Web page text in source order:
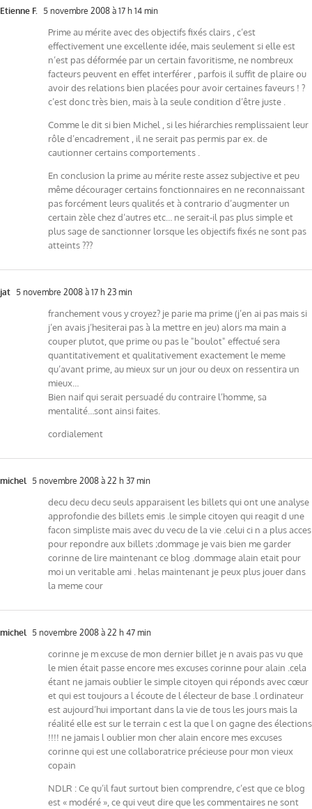
Etienne F. 5 novembre 2008 à 17 h 14 min
Prime au mérite avec des objectifs fixés clairs , c’est
effectivement une excellente idée, mais seulement si elle est
n’est pas déformée par un certain favoritisme, ne nombreux
facteurs peuvent en effet interférer , parfois il suffit de plaire ou
avoir des relations bien placées pour avoir certaines faveurs ! ?
c’est donc très bien, mais à la seule condition d’être juste .
Comme le dit si bien Michel , si les hiérarchies remplissaient leur
rôle d’encadrement , il ne serait pas permis par ex. de
cautionner certains comportements .
En conclusion la prime au mérite reste assez subjective et peu
même décourager certains fonctionnaires en ne reconnaissant
pas forcément leurs qualités et à contrario d’augmenter un
certain zèle chez d’autres etc… ne serait-il pas plus simple et
plus sage de sanctionner lorsque les objectifs fixés ne sont pas
atteints ???
jat 5 novembre 2008 à 17 h 23 min
franchement vous y croyez? je parie ma prime (j’en ai pas mais si
j’en avais j’hesiterai pas à la mettre en jeu) alors ma main a
couper plutot, que prime ou pas le "boulot" effectué sera
quantitativement et qualitativement exactement le meme
qu’avant prime, au mieux sur un jour ou deux on ressentira un
mieux…
Bien naif qui serait persuadé du contraire l’homme, sa
mentalité…sont ainsi faites.
cordialement
michel 5 novembre 2008 à 22 h 37 min
decu decu decu seuls apparaisent les billets qui ont une analyse
approfondie des billets emis .le simple citoyen qui reagit d une
facon simpliste mais avec du vecu de la vie .celui ci n a plus acces
pour repondre aux billets ;dommage je vais bien me garder
corinne de lire maintenant ce blog .dommage alain etait pour
moi un veritable ami . helas maintenant je peux plus jouer dans
la meme cour
michel 5 novembre 2008 à 22 h 47 min
corinne je m excuse de mon dernier billet je n avais pas vu que
le mien était passe encore mes excuses corinne pour alain .cela
étant ne jamais oublier le simple citoyen qui réponds avec cœur
et qui est toujours a l écoute de l électeur de base .l ordinateur
est aujourd’hui important dans la vie de tous les jours mais la
réalité elle est sur le terrain c est la que l on gagne des élections
!!!! ne jamais l oublier mon cher alain encore mes excuses
corinne qui est une collaboratrice précieuse pour mon vieux
copain
NDLR : Ce qu’il faut surtout bien comprendre, c’est que ce blog
est « modéré », ce qui veut dire que les commentaires ne sont